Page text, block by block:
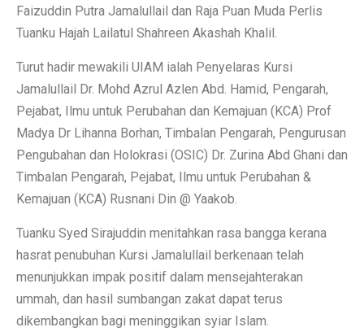
Faizuddin Putra Jamalullail dan Raja Puan Muda Perlis
Tuanku Hajah Lailatul Shahreen Akashah Khalil.
Turut hadir mewakili UIAM ialah Penyelaras Kursi
Jamalullail Dr. Mohd Azrul Azlen Abd. Hamid, Pengarah,
Pejabat, Ilmu untuk Perubahan dan Kemajuan (KCA) Prof
Madya Dr Lihanna Borhan, Timbalan Pengarah, Pengurusan
Pengubahan dan Holokrasi (OSIC) Dr. Zurina Abd Ghani dan
Timbalan Pengarah, Pejabat, Ilmu untuk Perubahan &
Kemajuan (KCA) Rusnani Din @ Yaakob.
Tuanku Syed Sirajuddin menitahkan rasa bangga kerana
hasrat penubuhan Kursi Jamalullail berkenaan telah
menunjukkan impak positif dalam mensejahterakan
ummah, dan hasil sumbangan zakat dapat terus
dikembangkan bagi meninggikan syiar Islam.